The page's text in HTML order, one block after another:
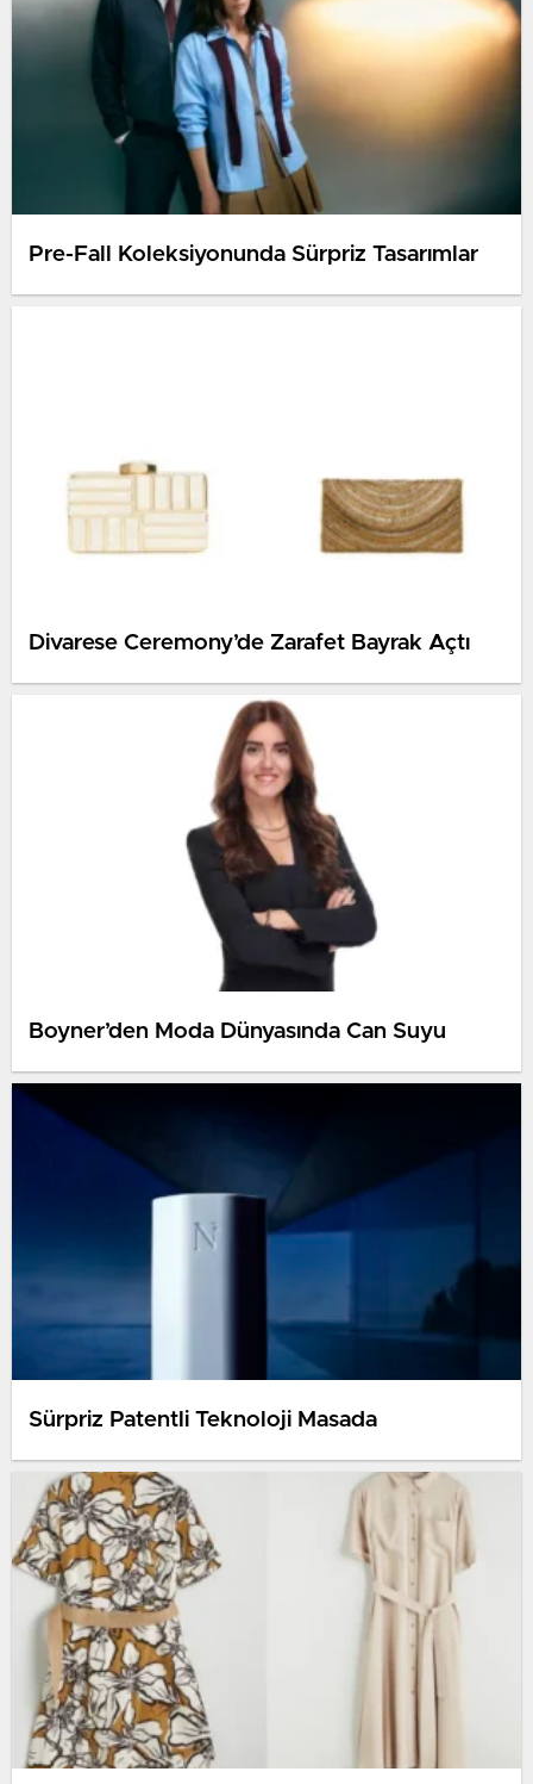
Pre-Fall Koleksiyonunda Sürpriz Tasarımlar
Divarese Ceremony’de Zarafet Bayrak Açtı
Boyner’den Moda Dünyasında Can Suyu
Sürpriz Patentli Teknoloji Masada